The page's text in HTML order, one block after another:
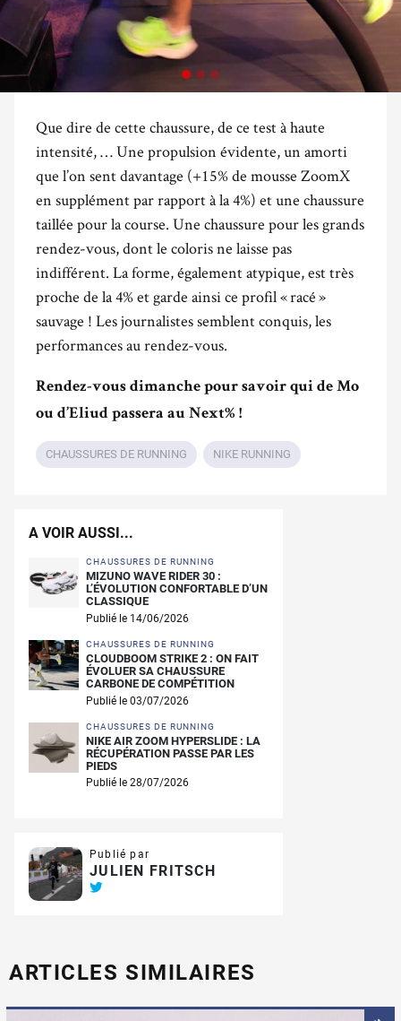
Que dire de cette chaussure, de ce test à haute
intensité, … Une propulsion évidente, un amorti
que l’on sent davantage (+15% de mousse ZoomX
en supplément par rapport à la 4%) et une chaussure
taillée pour la course. Une chaussure pour les grands
rendez-vous, dont le coloris ne laisse pas
indifférent. La forme, également atypique, est très
proche de la 4% et garde ainsi ce profil « racé »
sauvage ! Les journalistes semblent conquis, les
performances au rendez-vous.
Rendez-vous dimanche pour savoir qui de Mo
ou d’Eliud passera au Next% !
CHAUSSURES DE RUNNING NIKE RUNNING
A VOIR AUSSI...
CHAUSSURES DE RUNNING
MIZUNO WAVE RIDER 30 :
L’ÉVOLUTION CONFORTABLE D’UN
CLASSIQUE
Publié le 14/06/2026
CHAUSSURES DE RUNNING
CLOUDBOOM STRIKE 2 : ON FAIT
ÉVOLUER SA CHAUSSURE
CARBONE DE COMPÉTITION
Publié le 03/07/2026
CHAUSSURES DE RUNNING
NIKE AIR ZOOM HYPERSLIDE : LA
RÉCUPÉRATION PASSE PAR LES
PIEDS
Publié le 28/07/2026
Publié par
JULIEN FRITSCH
ARTICLES SIMILAIRES